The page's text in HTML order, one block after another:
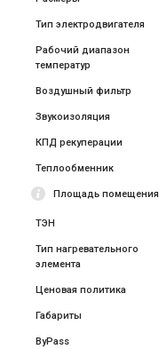
Тип электродвигателя
Рабочий диапазон
температур
Воздушный фильтр
Звукоизоляция
КПД рекуперации
Теплообменник
Площадь помещения
ТЭН
Тип нагревательного
элемента
Ценовая политика
Габариты
ByPass